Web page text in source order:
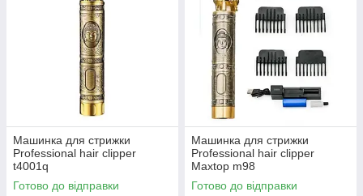
Машинка для стрижки
Professional hair clipper
t4001q
Готово до відправки
Машинка для стрижки
Professional hair clipper
Maxtop m98
Готово до відправки